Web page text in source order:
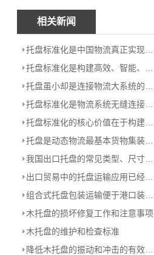
相关新闻
木托盘的损坏修复工作和注意事项
木托盘的维护和检查标准